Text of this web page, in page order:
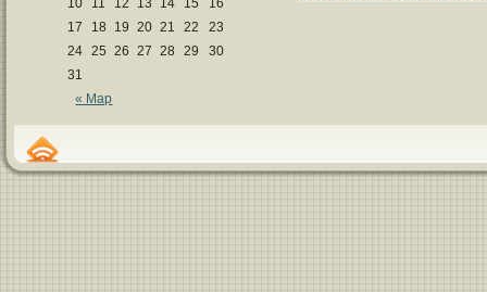
« Мар
10
11 12 13 14 15
16
17
18 19 20 21 22
23
24 25 26 27 28 29
30
31